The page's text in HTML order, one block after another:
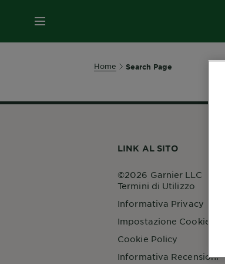
MENU
Home Search Page
LINK AL SITO
Termini di Utilizzo
Informativa Privacy
Impostazione Cookie
Cookie Policy
Informativa Recensioni
©2026 Garnier LLC